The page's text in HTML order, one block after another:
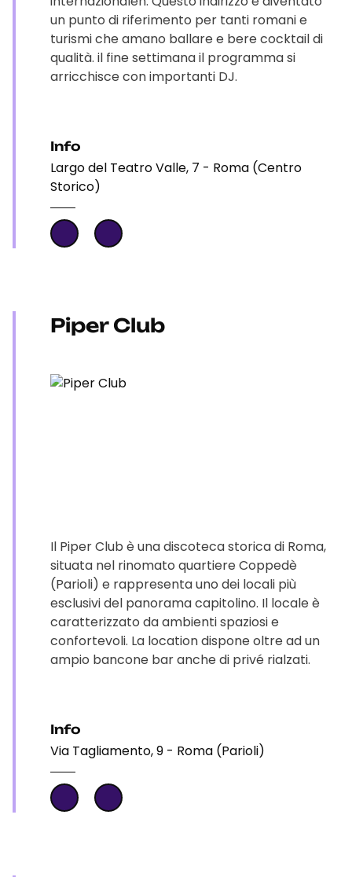
un punto di riferimento per tanti romani e
turismi che amano ballare e bere cocktail di
qualità. il fine settimana il programma si
arricchisce con importanti DJ.
Info
Largo del Teatro Valle, 7 - Roma (Centro
Storico)
Piper Club
Il Piper Club è una discoteca storica di Roma,
situata nel rinomato quartiere Coppedè
(Parioli) e rappresenta uno dei locali più
esclusivi del panorama capitolino. Il locale è
caratterizzato da ambienti spaziosi e
confortevoli. La location dispone oltre ad un
ampio bancone bar anche di privé rialzati.
Info
Via Tagliamento, 9 - Roma (Parioli)